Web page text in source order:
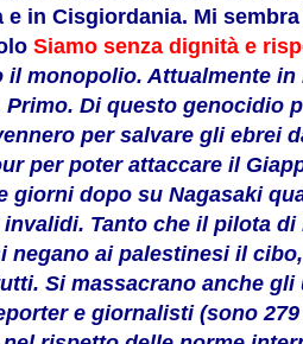
in Cisgiordania. Mi
Siamo senza dignità e
monopolio. Attualmente
Di questo genocidio
per salvare gli
per poter attaccare il
giorni dopo su Nagasaki
Tanto che il pilota
ai palestinesi il
Si massacrano anche
e giornalisti (sono